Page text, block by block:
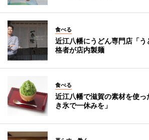
食べる
近江八幡にうどん専門店「
格者が店内製麺
食べる
近江八幡で滋賀の素材を使
き氷で一休みを」